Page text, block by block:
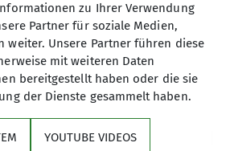
Matzke bis 06.02.26
0171-1279706
zu Ihrer Verwendung
Partner für soziale Medien,
weiter. Unsere Partner führen diese
mit weiteren Daten
bereitgestellt haben oder die sie
der Dienste gesammelt haben.
YOUTUBE VIDEOS